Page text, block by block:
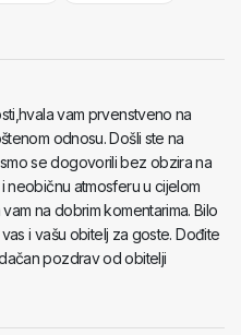
vam prvenstveno na
odnosu. Došli ste na
se dogovorili bez obzira na
neobičnu atmosferu u cijelom
na dobrim komentarima. Bilo
i vašu obitelj za goste. Dođite
pozdrav od obitelji